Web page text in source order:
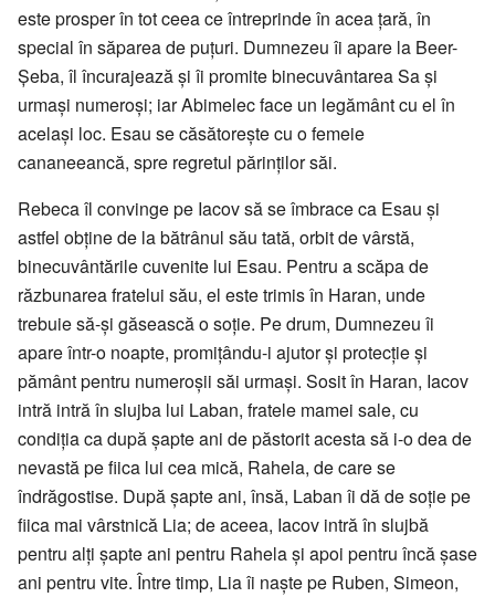
este prosper în tot ceea ce întreprinde în acea ţară, în
special în săparea de puţuri. Dumnezeu îi apare la Beer-
Șeba, îl încurajează şi îi promite binecuvântarea Sa şi
urmaşi numeroşi; iar Abimelec face un legământ cu el în
acelaşi loc. Esau se căsătoreşte cu o femeie
cananeeancă, spre regretul părinţilor săi.
Rebeca îl convinge pe Iacov să se îmbrace ca Esau şi
astfel obţine de la bătrânul său tată, orbit de vârstă,
binecuvântările cuvenite lui Esau. Pentru a scăpa de
răzbunarea fratelui său, el este trimis în Haran, unde
trebuie să-şi găsească o soţie. Pe drum, Dumnezeu îi
apare într-o noapte, promiţându-i ajutor şi protecţie şi
pământ pentru numeroşii săi urmaşi. Sosit în Haran, Iacov
intră intră în slujba lui Laban, fratele mamei sale, cu
condiţia ca după şapte ani de păstorit acesta să i-o dea de
nevastă pe fiica lui cea mică, Rahela, de care se
îndrăgostise. După şapte ani, însă, Laban îi dă de soţie pe
fiica mai vârstnică Lia; de aceea, Iacov intră în slujbă
pentru alţi şapte ani pentru Rahela şi apoi pentru încă şase
ani pentru vite. Între timp, Lia îi naşte pe Ruben, Simeon,